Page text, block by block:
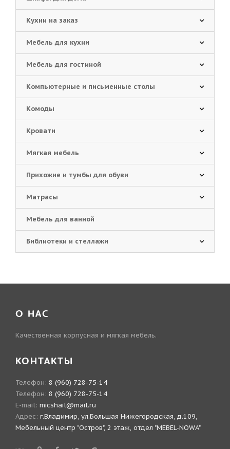
Кухни на заказ
Мебель для кухни
Мебель для гостиной
Компьютерные и письменные столы
Комоды
Кровати
Мягкая мебель
Прихожие и тумбы для обуви
Матрасы
Мебель для ванной
Библиотеки и стеллажи
О НАС
Качественная корпусная и мягкая мебель.
КОНТАКТЫ
Телефон: 8 (960) 728-75-14
Телефон: 8 (960) 728-75-14
E-mail: micshail@mail.ru
Адрес: г.Владимир, ул.Большая Нижегородская, д.109,
Мебельный центр "Остров", 2 этаж, отдел "MEBEL-NOWA"